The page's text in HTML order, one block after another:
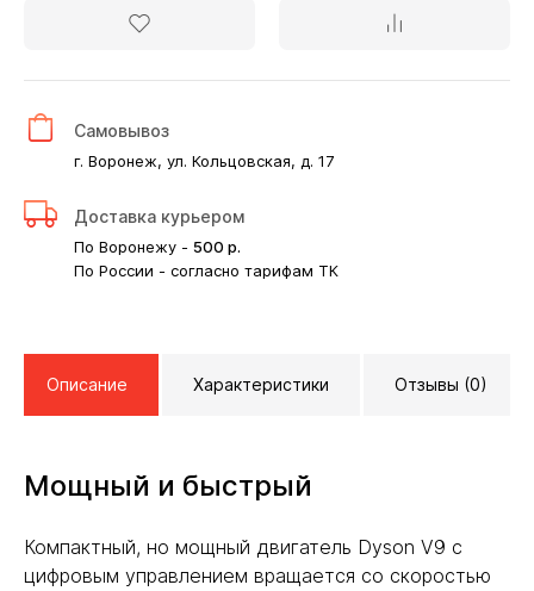
Самовывоз
г. Воронеж, ул. Кольцовская, д. 17
Доставка курьером
По Воронежу - 500 р.
По России - согласно тарифам ТК
Описание Характеристики Отзывы (0)
Мощный и быстрый
Компактный, но мощный двигатель Dyson V9 с
цифровым управлением вращается со скоростью